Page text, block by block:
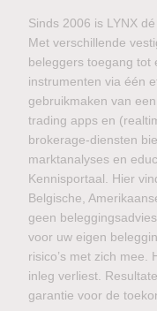
Sinds 2006 is LYNX
Met verschillende
beleggers toegang tot
instrumenten via één
gebruikmaken van
trading apps en
brokerage-diensten
marktanalyses en
Kennisportaal. Hier
Belgische,
geen
voor uw eigen
risico’s met zich mee.
inleg verliest.
garantie voor de